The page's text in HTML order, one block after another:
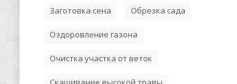
Заготовка сена Обрезка сада
Оздоровление газона
Очистка участка от веток